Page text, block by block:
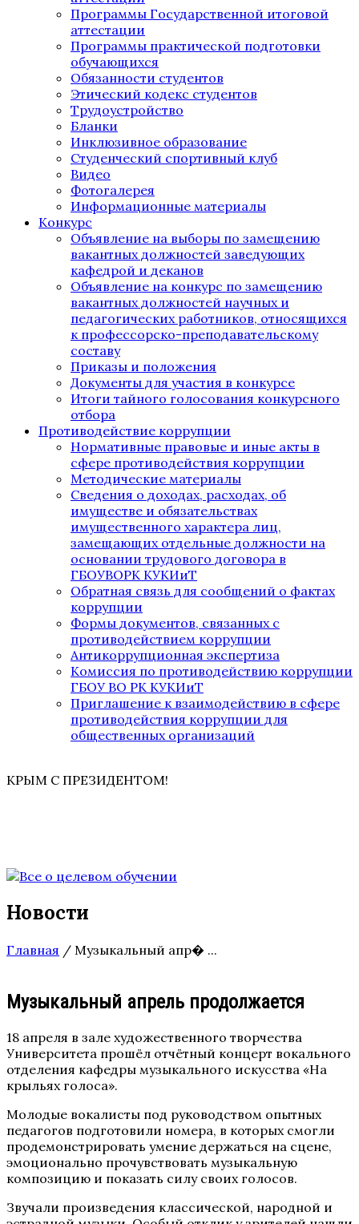
Программы Государственной итоговой
аттестации
Программы практической подготовки
обучающихся
Обязанности студентов
Этический кодекс студентов
Трудоустройство
Бланки
Инклюзивное образование
Студенческий спортивный клуб
Видео
Фотогалерея
Информационные материалы
Конкурс
Объявление на выборы по замещению
вакантных должностей заведующих
кафедрой и деканов
Объявление на конкурс по замещению
вакантных должностей научных и
педагогических работников, относящихся
к профессорско-преподавательскому
составу
Приказы и положения
Документы для участия в конкурсе
Итоги тайного голосования конкурсного
отбора
Противодействие коррупции
Нормативные правовые и иные акты в
сфере противодействия коррупции
Методические материалы
Сведения о доходах, расходах, об
имуществе и обязательствах
имущественного характера лиц,
замещающих отдельные должности на
основании трудового договора в
ГБОУВОРК КУКИиТ
Обратная связь для сообщений о фактах
коррупции
Формы документов, связанных с
противодействием коррупции
Антикоррупционная экспертиза
Комиссия по противодействию коррупции
ГБОУ ВО РК КУКИиТ
Приглашение к взаимодействию в сфере
противодействия коррупции для
общественных организаций
КРЫМ С ПРЕЗИДЕНТОМ!
Новости
Главная / Музыкальный апр� ...
Музыкальный апрель продолжается
18 апреля в зале художественного творчества
Университета прошёл отчётный концерт вокального
отделения кафедры музыкального искусства «На
крыльях голоса».
Молодые вокалисты под руководством опытных
педагогов подготовили номера, в которых смогли
продемонстрировать умение держаться на сцене,
эмоционально прочувствовать музыкальную
композицию и показать силу своих голосов.
Звучали произведения классической, народной и